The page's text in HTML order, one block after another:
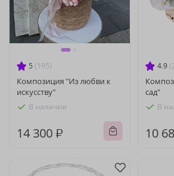
5 (195)
Композиция "Из любви к
искусству"
В наличии
14 300 ₽
4.9
сад"
В
10